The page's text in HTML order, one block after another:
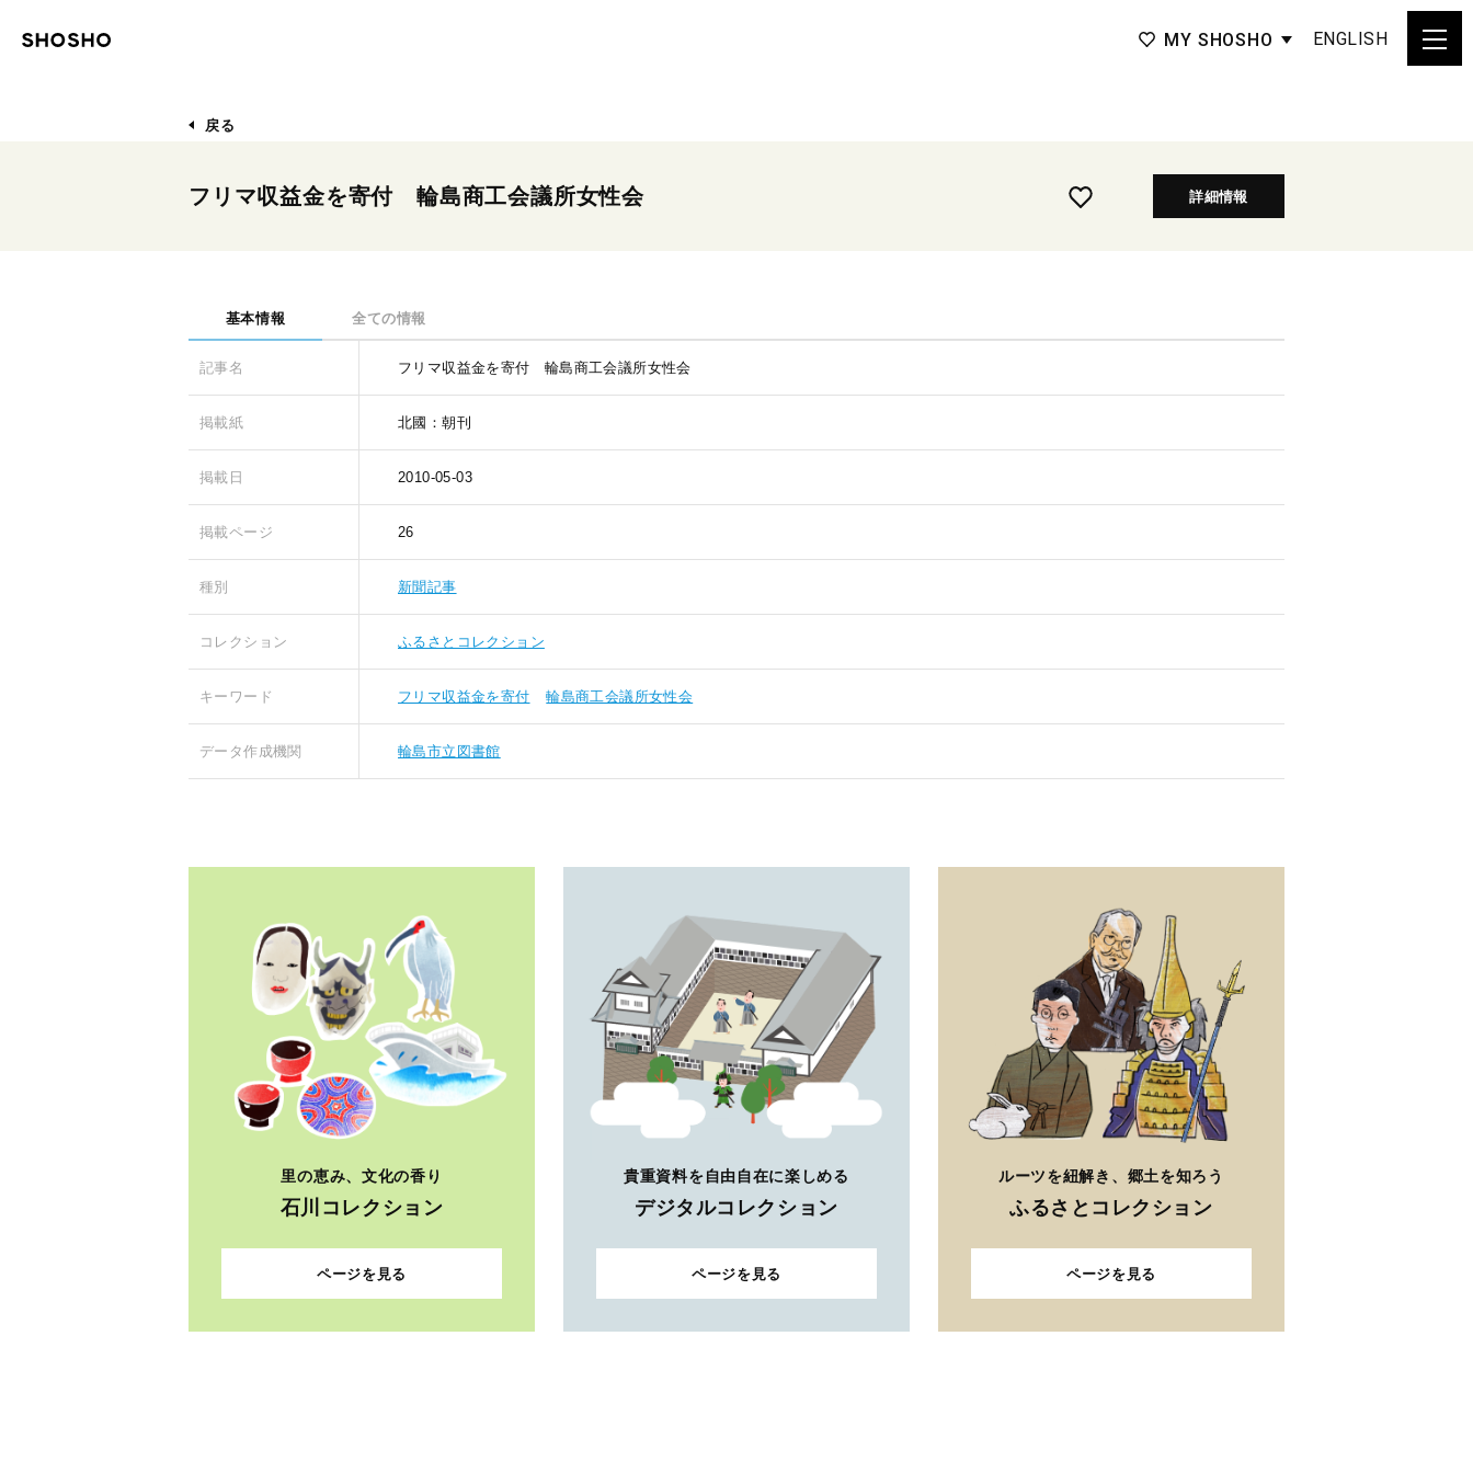
MY SHOSHO ENGLISH
戻る
フリマ収益金を寄付 輪島商工会議所女性会 詳細情報
基本情報 全ての情報
記事名 フリマ収益金を寄付 輪島商工会議所女性会
掲載紙 北國：朝刊
掲載日 2010-05-03
掲載ページ 26
種別 新聞記事
コレクション ふるさとコレクション
キーワード フリマ収益金を寄付 輪島商工会議所女性会
データ作成機関 輪島市立図書館
里の恵み、文化の香り
石川コレクション
ページを見る
貴重資料を自由自在に楽しめる
デジタルコレクション
ページを見る
ルーツを紐解き、郷土を知ろう
ふるさとコレクション
ページを見る